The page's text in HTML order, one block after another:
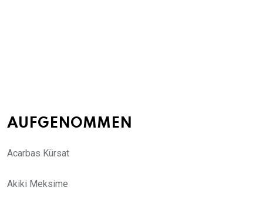
AUFGENOMMEN
Acarbas Kürsat
Akiki Meksime